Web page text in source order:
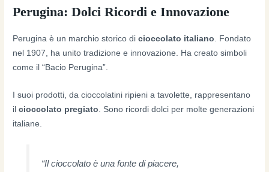
Perugina: Dolci Ricordi e Innovazione
Perugina è un marchio storico dicioccolato italiano . Fondato
nel 1907, ha unito tradizione e innovazione. Ha creato simboli
come il “Bacio Perugina”.
I suoi prodotti, da cioccolatini ripieni a tavolette, rappresentano
ilcioccolato pregiato . Sono ricordi dolci per molte generazioni
italiane.
“Il cioccolato è una fonte di piacere,